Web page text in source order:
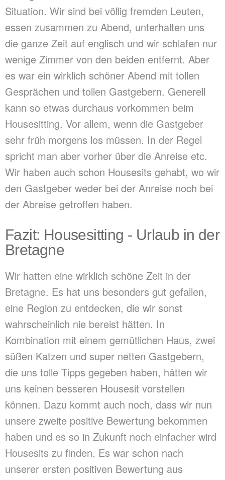
Situation. Wir sind bei völlig fremden Leuten,
essen zusammen zu Abend, unterhalten uns
die ganze Zeit auf englisch und wir schlafen nur
wenige Zimmer von den beiden entfernt. Aber
es war ein wirklich schöner Abend mit tollen
Gesprächen und tollen Gastgebern. Generell
kann so etwas durchaus vorkommen beim
Housesitting. Vor allem, wenn die Gastgeber
sehr früh morgens los müssen. In der Regel
spricht man aber vorher über die Anreise etc.
Wir haben auch schon Housesits gehabt, wo wir
den Gastgeber weder bei der Anreise noch bei
der Abreise getroffen haben.
Fazit: Housesitting - Urlaub in der
Bretagne
Wir hatten eine wirklich schöne Zeit in der
Bretagne. Es hat uns besonders gut gefallen,
eine Region zu entdecken, die wir sonst
wahrscheinlich nie bereist hätten. In
Kombination mit einem gemütlichen Haus, zwei
süßen Katzen und super netten Gastgebern,
die uns tolle Tipps gegeben haben, hätten wir
uns keinen besseren Housesit vorstellen
können. Dazu kommt auch noch, dass wir nun
unsere zweite positive Bewertung bekommen
haben und es so in Zukunft noch einfacher wird
Housesits zu finden. Es war schon nach
unserer ersten positiven Bewertung aus